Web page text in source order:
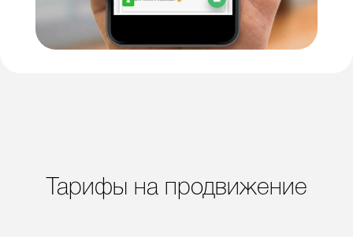
Тарифы на продвижение